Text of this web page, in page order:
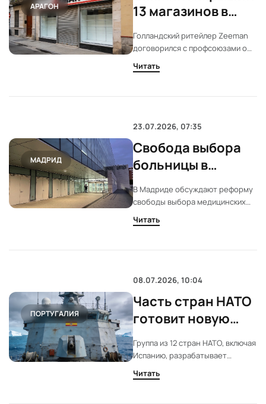
АРАГОН
13 магазинов в
Испании:
соглашение по
ERE подписано
Голландский ритейлер Zeeman
договорился с профсоюзами о
закрытии 13 магазинов в
Испании. Работники получат
трудоустройства. Два магазина
Читать
МАДРИД
23.07.2026, 07:35
Свобода выбора
больницы в
Мадриде: спор о
равных правилах
В Мадриде обсуждают реформу
свободы выбора медицинских
учреждений. Разные условия для
государственных и частных
неэффективна.
Читать
ПОРТУГАЛИЯ
08.07.2026, 10:04
Часть стран НАТО
готовит новую
морскую миссию в
Арктике и
Атлантике
Группа из 12 стран НАТО, включая
Испанию, разрабатывает
морскую миссию в Северной
Атлантике и Арктике. Инициатива
Читать